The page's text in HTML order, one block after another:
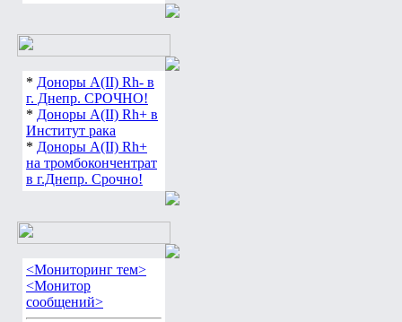
* Доноры А(ІІ) Rh- в
г. Днепр. СРОЧНО!
* Доноры А(ІІ) Rh+ в
Институт рака
* Доноры А(ІІ) Rh+
на тромбокончентрат
в г.Днепр. Срочно!
<Мониторинг тем>
<Монитор
сообщений>